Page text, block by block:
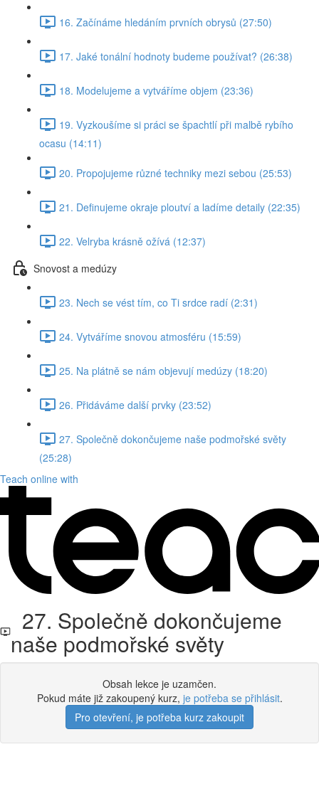
16. Začínáme hledáním prvních obrysů (27:50)
17. Jaké tonální hodnoty budeme používat? (26:38)
18. Modelujeme a vytváříme objem (23:36)
19. Vyzkoušíme si práci se špachtlí při malbě rybího
ocasu (14:11)
20. Propojujeme různé techniky mezi sebou (25:53)
21. Definujeme okraje ploutví a ladíme detaily (22:35)
22. Velryba krásně ožívá (12:37)
Snovost a medúzy
23. Nech se vést tím, co Ti srdce radí (2:31)
24. Vytváříme snovou atmosféru (15:59)
25. Na plátně se nám objevují medúzy (18:20)
26. Přidáváme další prvky (23:52)
27. Společně dokončujeme naše podmořské světy
(25:28)
Teach online with
27. Společně dokončujeme
naše podmořské světy
Obsah lekce je uzamčen.
Pokud máte již zakoupený kurz, je potřeba se přihlásit.
Pro otevření, je potřeba kurz zakoupit